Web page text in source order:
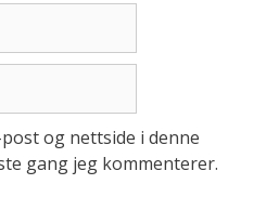
og nettside i denne
gang jeg kommenterer.